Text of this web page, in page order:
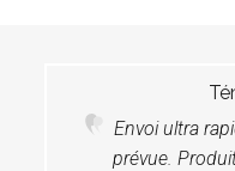
Envoi ultra
prévue.